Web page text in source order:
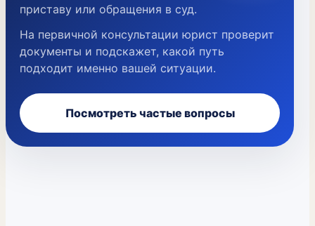
приставу или обращения в суд.
На первичной консультации юрист проверит
документы и подскажет, какой путь
подходит именно вашей ситуации.
Посмотреть частые вопросы